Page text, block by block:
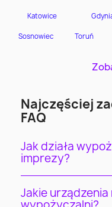
Najczęściej
FAQ
Jak działa
imprezy?
Jakie